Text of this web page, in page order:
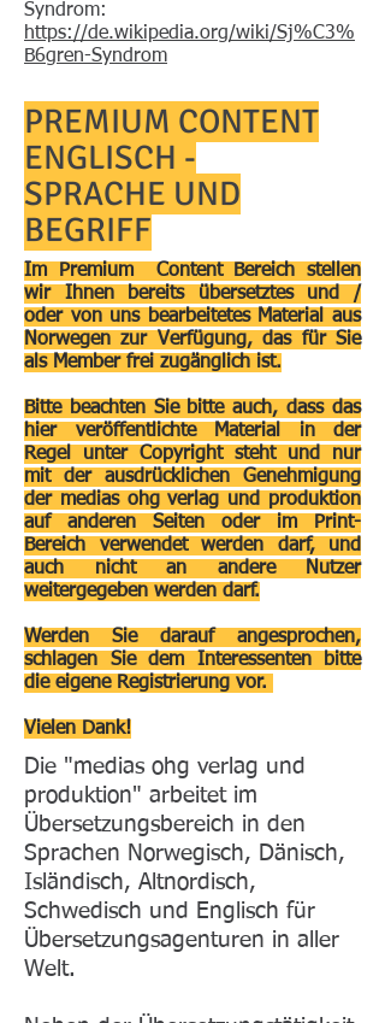
Syndrom:
https://de.wikipedia.org/wiki/Sj%C3%
B6gren-Syndrom
PREMIUM CONTENT
ENGLISCH -
SPRACHE UND
BEGRIFF
Im Premium Content Bereich stellen
wir Ihnen bereits übersetztes und /
oder von uns bearbeitetes Material aus
Norwegen zur Verfügung, das für Sie
als Member frei zugänglich ist.
Bitte beachten Sie bitte auch, dass das
hier veröffentlichte Material in der
Regel unter Copyright steht und nur
mit der ausdrücklichen Genehmigung
der medias ohg verlag und produktion
auf anderen Seiten oder im Print-
Bereich verwendet werden darf, und
auch nicht an andere Nutzer
weitergegeben werden darf.
Werden Sie darauf angesprochen,
schlagen Sie dem Interessenten bitte
die eigene Registrierung vor.
Vielen Dank!
Die "medias ohg verlag und
produktion" arbeitet im
Übersetzungsbereich in den
Sprachen Norwegisch, Dänisch,
Isländisch, Altnordisch,
Schwedisch und Englisch für
Übersetzungsagenturen in aller
Welt.